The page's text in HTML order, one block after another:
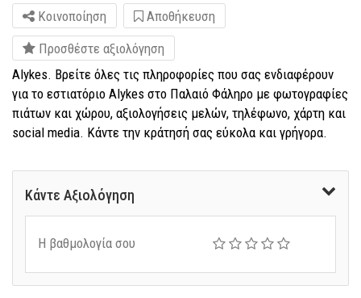
Κοινοποίηση
Αποθήκευση
Προσθέστε αξιολόγηση
Alykes. Βρείτε όλες τις πληροφορίες που σας ενδιαφέρουν
για το εστιατόριο Alykes στο Παλαιό Φάληρο με φωτογραφίες
πιάτων και χώρου, αξιολογήσεις μελών, τηλέφωνο, χάρτη και
social media. Κάντε την κράτησή σας εύκολα και γρήγορα.
Κάντε Αξιολόγηση
Η βαθμολογία σου